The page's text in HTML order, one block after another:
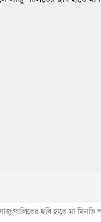
পালিতের ছবি হাতে মা